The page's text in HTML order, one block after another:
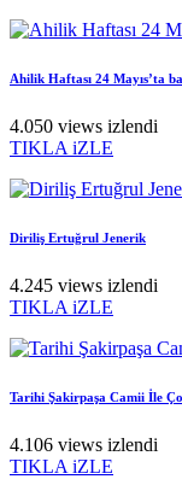
Ahilik Haftası 24 Mayıs’ta
4.050 views izlendi
TIKLA iZLE
Diriliş Ertuğrul Jenerik
4.245 views izlendi
TIKLA iZLE
Tarihi Şakirpaşa Camii İle
4.106 views izlendi
TIKLA iZLE